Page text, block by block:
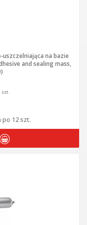
uszczelniająca na bazie
and sealing mass,
szt.
po 12 szt.